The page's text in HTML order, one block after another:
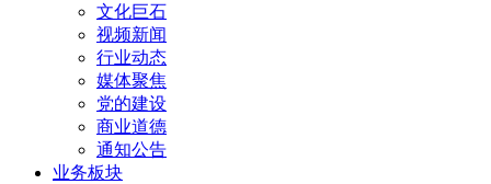
文化巨石
视频新闻
行业动态
媒体聚焦
党的建设
商业道德
通知公告
业务板块